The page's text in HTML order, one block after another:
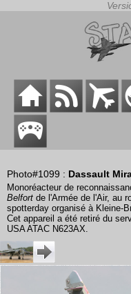
Photo#1099 : Dassault
Monoréacteur de
Belfort de l'Armée de l'Air, au
spotterday organisé à Kleine-
Cet appareil a été retiré du
USA ATAC N623AX.